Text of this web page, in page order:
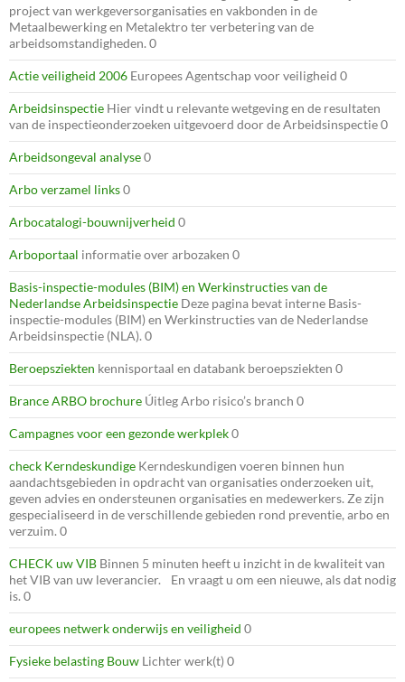
project van werkgeversorganisaties en vakbonden in de
Metaalbewerking en Metalektro ter verbetering van de
arbeidsomstandigheden. 0
Actie veiligheid 2006 Europees Agentschap voor veiligheid 0
Arbeidsinspectie Hier vindt u relevante wetgeving en de resultaten
van de inspectieonderzoeken uitgevoerd door de Arbeidsinspectie 0
Arbeidsongeval analyse0
Arbo verzamel links0
Arbocatalogi-bouwnijverheid 0
Arboportaal informatie over arbozaken 0
Basis-inspectie-modules (BIM) en Werkinstructies van de
Nederlandse Arbeidsinspectie Deze pagina bevat interne Basis-
inspectie-modules (BIM) en Werkinstructies van de Nederlandse
Arbeidsinspectie (NLA). 0
Beroepsziekten kennisportaal en databank beroepsziekten 0
Brance ARBO brochure Úitleg Arbo risico’s branch 0
Campagnes voor een gezonde werkplek0
check Kerndeskundige Kerndeskundigen voeren binnen hun
aandachtsgebieden in opdracht van organisaties onderzoeken uit,
geven advies en ondersteunen organisaties en medewerkers. Ze zijn
gespecialiseerd in de verschillende gebieden rond preventie, arbo en
verzuim. 0
CHECK uw VIB Binnen 5 minuten heeft u inzicht in de kwaliteit van
het VIB van uw leverancier. En vraagt u om een nieuwe, als dat nodig
is. 0
europees netwerk onderwijs en veiligheid 0
Fysieke belasting Bouw Lichter werk(t) 0